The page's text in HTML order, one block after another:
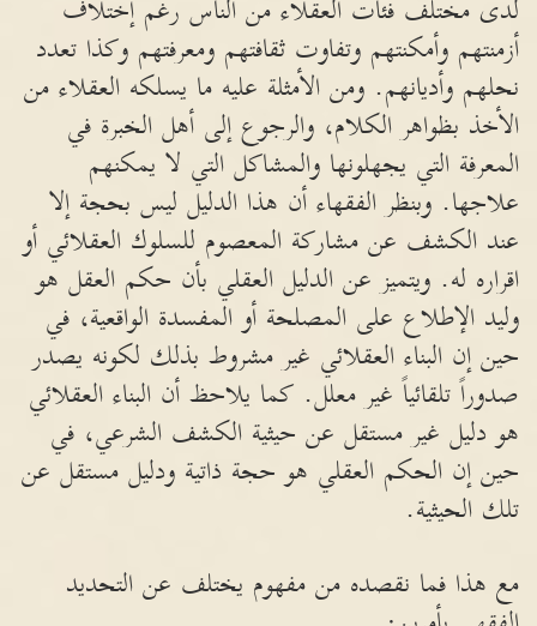
لدى مختلف فئات العقلاء من الناس رغم إختلاف
أزمنتهم وأمكنتهم وتفاوت ثقافتهم ومعرفتهم وكذا تعدد
نحلهم وأديانهم. ومن الأمثلة عليه ما يسلكه العقلاء من
الأخذ بظواهر الكلام، والرجوع إلى أهل الخبرة في
المعرفة التي يجهلونها والمشاكل التي لا يمكنهم
علاجها. وبنظر الفقهاء أن هذا الدليل ليس بحجة إلا
عند الكشف عن مشاركة المعصوم للسلوك العقلائي أو
اقراره له. ويتميز عن الدليل العقلي بأن حكم العقل هو
وليد الإطلاع على المصلحة أو المفسدة الواقعية، في
حين إن البناء العقلائي غير مشروط بذلك لكونه يصدر
صدوراً تلقائياً غير معلل. كما يلاحظ أن البناء العقلائي
هو دليل غير مستقل عن حيثية الكشف الشرعي، في
حين إن الحكم العقلي هو حجة ذاتية ودليل مستقل عن
تلك الحيثية.
مع هذا فما نقصده من مفهوم يختلف عن التحديد